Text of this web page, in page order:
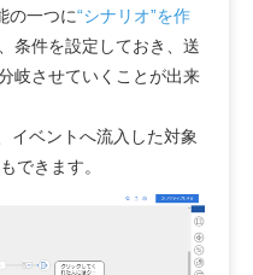
の一つに“シナリオ”を作
条件を設定しておき、送
岐させていくことが出来
イベントへ流入した対象
できます。